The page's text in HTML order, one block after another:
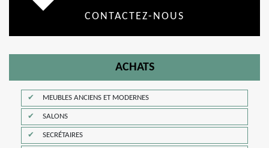
CONTACTEZ-NOUS
ACHATS
MEUBLES ANCIENS ET MODERNES
SALONS
SECRÉTAIRES